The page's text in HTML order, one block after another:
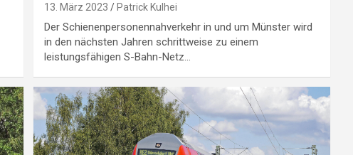
13. März 2023 Patrick Kulhei
Der Schienenpersonennahverkehr in und um Münster wird
in den nächsten Jahren schrittweise zu einem
leistungsfähigen S-Bahn-Netz…